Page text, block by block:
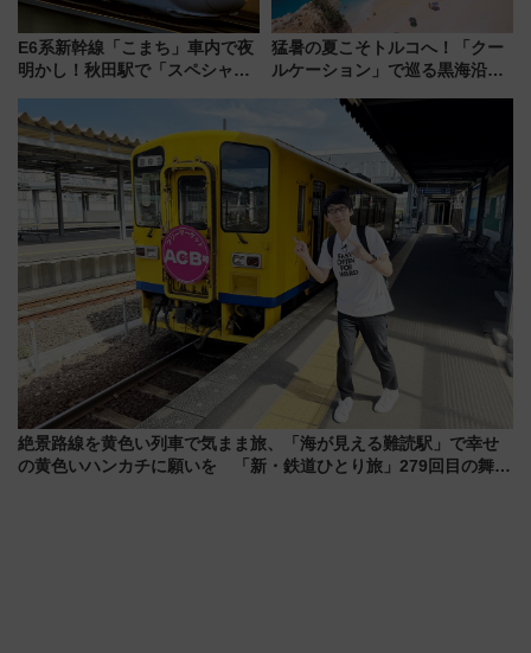
E6系新幹線「こまち」車内で夜
明かし！秋田駅で「スペシャル
法は？
猛暑の夏こそトルコへ！「クー
ルケーション」で巡る黒海沿岸
連検索数が前年比237％増、ナ
ショジオも認める『2026年に訪
れるべき世界の旅先』
絶景路線を黄色い列車で気まま旅、「海が見える難読駅」で幸せ
の黄色いハンカチに願いを 「新・鉄道ひとり旅」279回目の舞台